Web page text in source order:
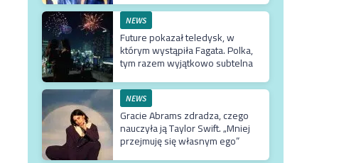
NEWS
Future pokazał teledysk, w
którym wystąpiła Fagata. Polka,
tym razem wyjątkowo subtelna
NEWS
Gracie Abrams zdradza, czego
nauczyła ją Taylor Swift. „Mniej
przejmuję się własnym ego”